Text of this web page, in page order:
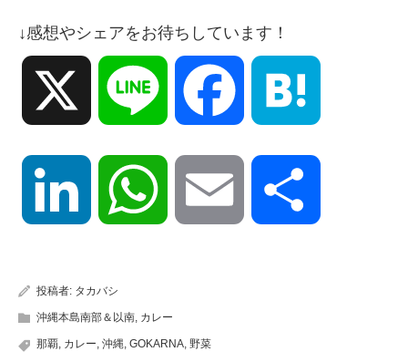
↓感想やシェアをお待ちしています！
Line Facebook
LinkedIn WhatsApp Email
投稿者: タカバシ
沖縄本島南部＆以南, カレー
那覇, カレー, 沖縄, GOKARNA, 野菜